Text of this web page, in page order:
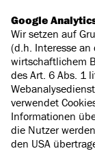
Google
Wir setzen auf
(d.h. Interesse
wirtschaftlichem
des Art. 6 Abs. 1
verwendet
Informationen
die Nutzer
den USA